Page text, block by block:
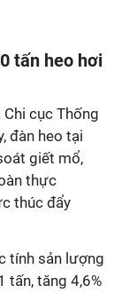
tấn heo hơi
cục Thống
đàn heo tại
giết mổ,
thực
thúc đẩy
tính sản lượng
tấn, tăng 4,6%